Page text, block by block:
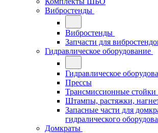
Вибростенды
Вибростенды
Запчасти для
Гидравлическое оборудование
Гидравлическое
Прессы
Трансмиссионные
Штампы, растяжки,
Запасные части для
гидралического
Домкраты